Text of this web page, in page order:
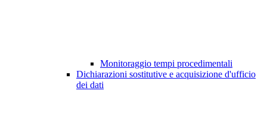
Monitoraggio tempi procedimentali
Dichiarazioni sostitutive e acquisizione d'ufficio
dei dati